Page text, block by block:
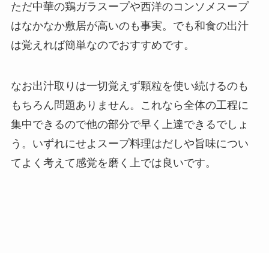
ただ中華の鶏ガラスープや西洋のコンソメスープ
はなかなか敷居が高いのも事実。でも和食の出汁
は覚えれば簡単なのでおすすめです。
なお出汁取りは一切覚えず顆粒を使い続けるのも
もちろん問題ありません。これなら全体の工程に
集中できるので他の部分で早く上達できるでしょ
う。いずれにせよスープ料理はだしや旨味につい
てよく考えて感覚を磨く上では良いです。